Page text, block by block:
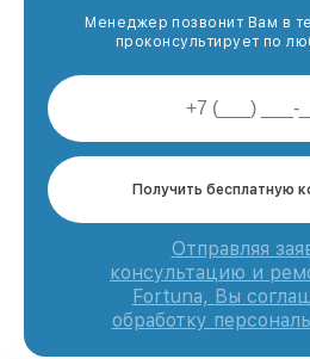
Менеджер позвонит Вам в
проконсультирует по
Получить бесплатную
Отправляя
консультацию и
Fortuna, Вы
обработку